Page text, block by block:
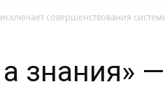
совершенствования
знания» —